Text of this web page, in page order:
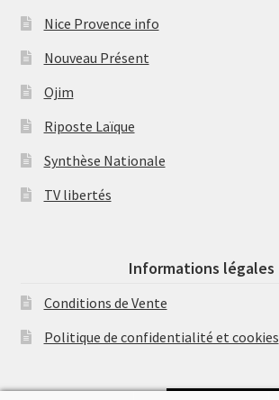
Nice Provence info
Nouveau Présent
Ojim
Riposte Laïque
Synthèse Nationale
TV libertés
Informations légales
Conditions de Vente
Politique de confidentialité et cookies